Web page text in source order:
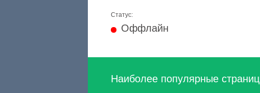
Статус:
Оффлайн
Наиболее популярные